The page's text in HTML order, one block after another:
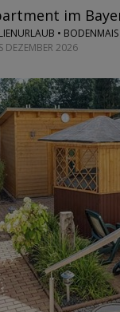
im
• BODENMAIS
DEZEMBER 2026